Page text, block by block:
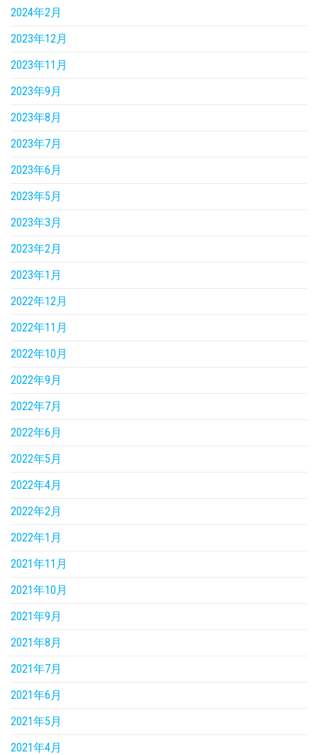
2024年2月
2023年12月
2023年11月
2023年9月
2023年8月
2023年7月
2023年6月
2023年5月
2023年3月
2023年2月
2023年1月
2022年12月
2022年11月
2022年10月
2022年9月
2022年7月
2022年6月
2022年5月
2022年4月
2022年2月
2022年1月
2021年11月
2021年10月
2021年9月
2021年8月
2021年7月
2021年6月
2021年5月
2021年4月